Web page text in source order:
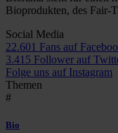
Bioprodukten, des Fair-
Social Media
22.601 Fans auf
3.415 Follower auf
Folge uns auf Instagram
Themen
#
Bio